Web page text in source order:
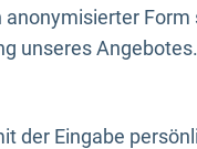
anonymisierter
unseres Angebotes.
der Eingabe